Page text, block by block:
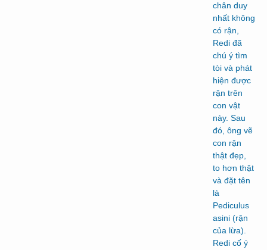
chân duy
nhất không
có rận,
Redi đã
chú ý tìm
tòi và phát
hiện được
rận trên
con vật
này. Sau
đó, ông vẽ
con rận
thật đẹp,
to hơn thật
và đặt tên
là
Pediculus
asini (rận
của lừa).
Redi cố ý